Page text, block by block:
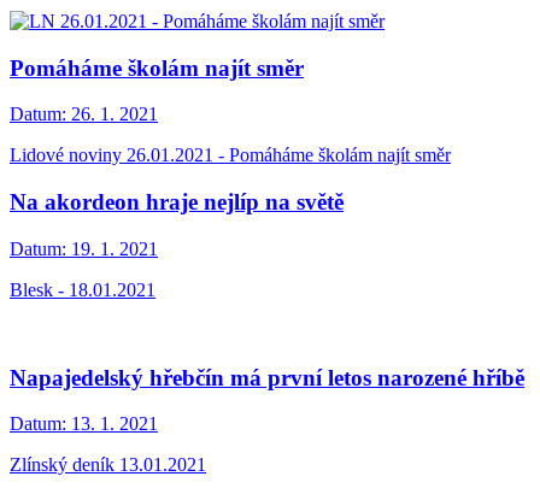
Pomáháme školám najít směr
Datum: 26. 1. 2021
Lidové noviny 26.01.2021 - Pomáháme školám najít směr
Na akordeon hraje nejlíp na světě
Datum: 19. 1. 2021
Blesk - 18.01.2021
Napajedelský hřebčín má první letos narozené hříbě
Datum: 13. 1. 2021
Zlínský deník 13.01.2021